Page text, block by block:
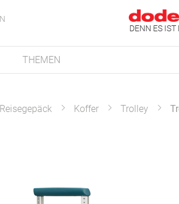
DENN ES IST
THEMEN
Koffer Trolley